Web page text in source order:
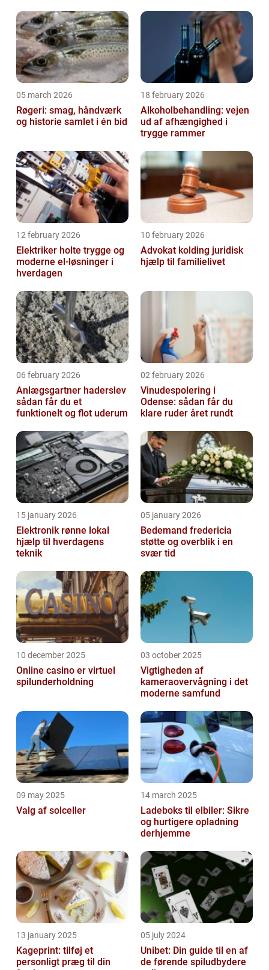
05 march 2026
Røgeri: smag, håndværk
og historie samlet i én bid
18 february 2026
Alkoholbehandling: vejen
ud af afhængighed i
trygge rammer
12 february 2026
Elektriker holte trygge og
moderne el-løsninger i
hverdagen
10 february 2026
Advokat kolding juridisk
hjælp til familielivet
06 february 2026
Anlægsgartner haderslev
sådan får du et
funktionelt og flot uderum
02 february 2026
Vinudespolering i
Odense: sådan får du
klare ruder året rundt
15 january 2026
Elektronik rønne lokal
hjælp til hverdagens
teknik
05 january 2026
Bedemand fredericia
støtte og overblik i en
svær tid
10 december 2025
Online casino er virtuel
spilunderholdning
03 october 2025
Vigtigheden af
kameraovervågning i det
moderne samfund
09 may 2025
Valg af solceller
14 march 2025
Ladeboks til elbiler: Sikre
og hurtigere opladning
derhjemme
13 january 2025
Kageprint: tilføj et
personligt præg til din
05 july 2024
Unibet: Din guide til en af
de førende spiludbydere